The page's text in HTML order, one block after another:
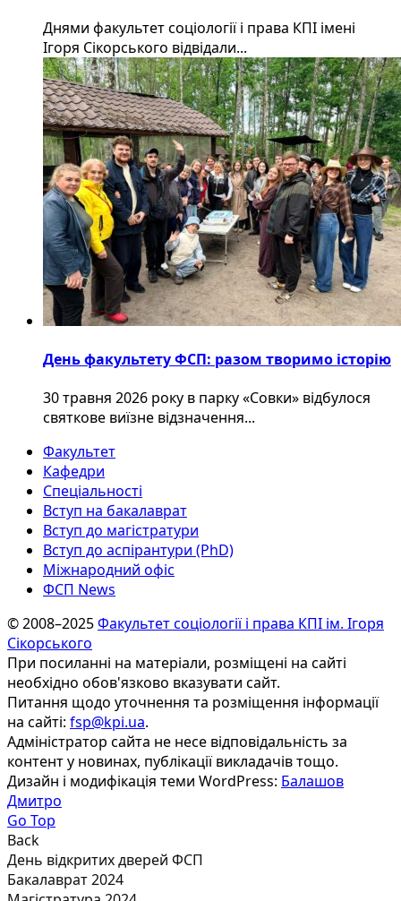
Днями факультет соціології і права КПІ імені
Ігоря Сікорського відвідали...
День факультету ФСП: разом творимо історію
30 травня 2026 року в парку «Совки» відбулося
святкове виїзне відзначення...
Факультет
Кафедри
Спеціальності
Вступ на бакалаврат
Вступ до магістратури
Вступ до аспірантури (PhD)
Міжнародний офіс
ФСП News
© 2008–2025Факультет соціології і права КПІ ім. Ігоря
Сікорського
При посиланні на матеріали, розміщені на сайті
необхідно обов'язково вказувати сайт.
Питання щодо уточнення та розміщення інформації
на сайті: fsp@kpi.ua.
Адміністратор сайта не несе відповідальність за
контент у новинах, публікації викладачів тощо.
Дизайн і модифікація теми WordPress: Балашов
Дмитро
Go Top
Back
День відкритих дверей ФСП
Бакалаврат 2024